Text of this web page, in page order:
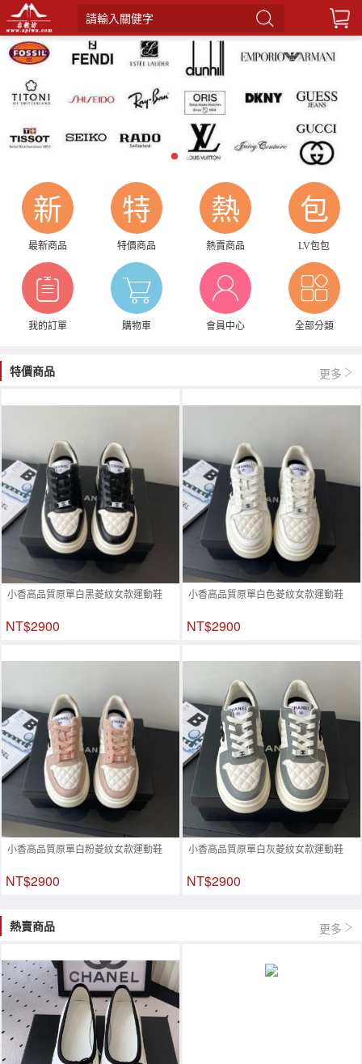
請輸入關健字
新
最新商品
特
特價商品
熱
熱賣商品
包
LV包包
我的訂單 購物車 會員中心 全部分類
特價商品 更多
小香高品質原單白黑菱紋女款運動鞋
NT$2900
小香高品質原單白色菱紋女款運動鞋
NT$2900
小香高品質原單白粉菱紋女款運動鞋
NT$2900
小香高品質原單白灰菱紋女款運動鞋
NT$2900
熱賣商品 更多